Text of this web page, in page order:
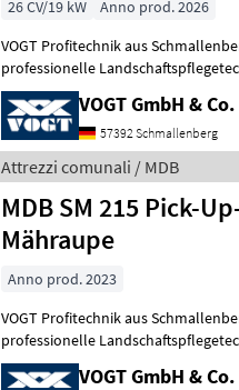
26 CV/19 kW
Anno prod. 2026
VOGT Profitechnik aus
professionelle Landschaftspflegetechnik = Mehrere VOGT-
100 Servicepartner in Deutsch
VOGT GmbH & Co.
57392 Schmallenberg
Attrezzi comunali / MDB
MDB SM 215 Pick-
Mähraupe
Anno prod. 2023
VOGT Profitechnik aus
professionelle Landschaftspflegetechnik = Mehrere VOGT-
100 Servicepartner in Deutsch
VOGT GmbH & Co.